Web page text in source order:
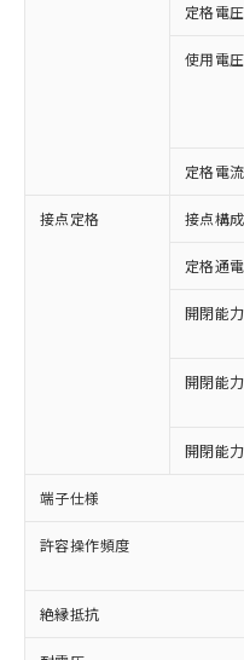
定格電圧
使用電圧
定格電流
接点定格 接点構成
定格通
開閉能
開閉能
開閉能
端子仕様
許容操作頻度
絶縁抵抗
以下の条件をお
本サービス
商品の当社
(税抜)を提
本サービス
ことをご了
在庫状況お
記載してい
タに基づき
覧された時
対応済み：
非含有に対応し
対応予定：EU
有に対応した製
対応予定なし：
非含有に非対応
調査・確認中：
非含有の対応状
非該当品：ライ
害物質有無と関
仕入先様の事情
いたものが、含
むを得ず変更する
鉛(Pb) 1000ppm以下
六価クロム(Cr(Ⅵ))
※1 中国
「○」：最大均
基準値以下であ
「×」：最大均質
基準値を超えて
「－」：未確認で
*中国RoHS10物質の基
Pb(鉛) :1000ppm、
当社は、こ
為替および
（以下｢規
または国外
国政府の輸
可)を取得